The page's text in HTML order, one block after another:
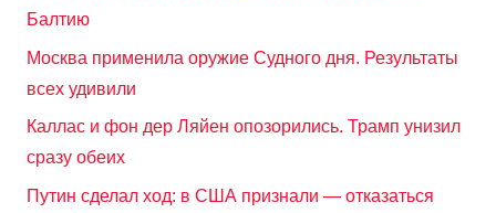
Балтию
Москва применила оружие Судного дня. Результаты
всех удивили
Каллас и фон дер Ляйен опозорились. Трамп унизил
сразу обеих
Путин сделал ход: в США признали — отказаться